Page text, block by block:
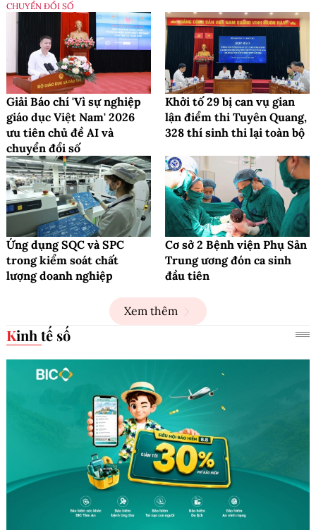
CHUYỂN ĐỔI SỐ
Giải Báo chí 'Vì sự nghiệp
giáo dục Việt Nam' 2026
ưu tiên chủ đề AI và
chuyển đổi số
Khởi tố 29 bị can vụ gian
lận điểm thi Tuyên Quang,
328 thí sinh thi lại toàn bộ
Ứng dụng SQC và SPC
trong kiểm soát chất
lượng doanh nghiệp
Cơ sở 2 Bệnh viện Phụ Sản
Trung ương đón ca sinh
đầu tiên
Xem thêm
Kinh tế số